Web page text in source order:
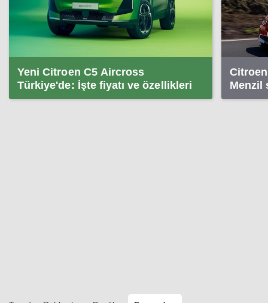
Yeni Citroen C5 Aircross
Türkiye'de: İşte fiyatı ve özellikleri
Menzil